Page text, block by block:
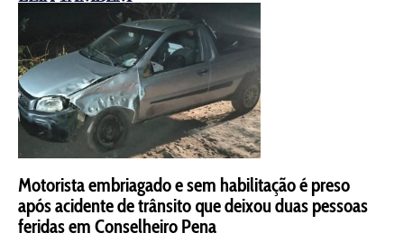
Motorista embriagado e sem habilitação é preso
após acidente de trânsito que deixou duas pessoas
feridas em Conselheiro Pena